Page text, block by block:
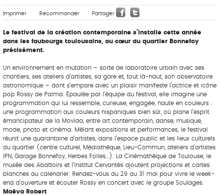
Imprimer Recommander Partager
Le festival de la création contemporaine s’installe cette année
dans les faubourgs toulousains, au cœur du quartier Bonnefoy
précisément.
Un environnement en mutation – sorte de laboratoire urbain avec ses
chantiers, ses ateliers d’artistes, sa gare et, tout là-haut, son observatoire
astronomique – dont s’empare avec un plaisir manifeste l’actrice et icône
pop Rossy de Palma. Épaulée par l’équipe du festival, elle imagine une
programmation qui lui ressemble, curieuse, engagée, haute en couleurs :
une programmation aux couleurs hispaniques bien sûr, où plane l’esprit
émancipateur de la Movida, entre art contemporain, danse, musique,
mode, photo et cinéma. Mêlant expositions et performances, le festival
réunit une quarantaine d’artistes, dans l’espace public et les lieux culturels
du quartier (centre culturel, Médiathèque, Lieu-Commun, ateliers d’artistes
IPN, Garage Bonnefoy, Herbes Folles…). La Cinémathèque de Toulouse, le
musée des Abattoirs et l’Institut Cervantès ajoutent projections et cartes
blanches au calendrier. Rendez-vous du 29 au 31 mai pour vivre le week-
end d’ouverture et écouter Rossy en concert avec le groupe Soulages.
Maëva Robert